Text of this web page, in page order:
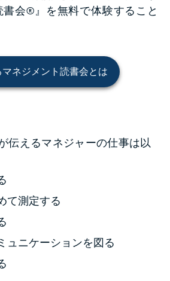
書会®︎』を無料で体験すること
ネジメント読書会とは
伝えるマネジャーの仕事は以
て測定する
ニケーションを図る